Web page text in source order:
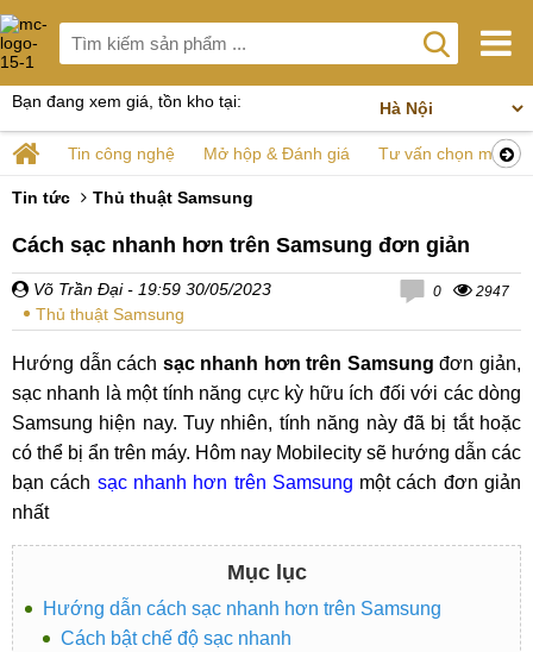
Bạn đang xem giá, tồn kho tại:
Tin công nghệ Mở hộp & Đánh giá Tư vấn chọn mua
Tin tức Thủ thuật Samsung
Cách sạc nhanh hơn trên Samsung đơn giản
Võ Trần Đại - 19:59 30/05/2023
Thủ thuật Samsung
0 2947
Hướng dẫn cách sạc nhanh hơn trên Samsung đơn giản,
sạc nhanh là một tính năng cực kỳ hữu ích đối với các dòng
Samsung hiện nay. Tuy nhiên, tính năng này đã bị tắt hoặc
có thể bị ẩn trên máy. Hôm nay Mobilecity sẽ hướng dẫn các
bạn cách sạc nhanh hơn trên Samsung một cách đơn giản
nhất
Mục lục
Hướng dẫn cách sạc nhanh hơn trên Samsung
Cách bật chế độ sạc nhanh